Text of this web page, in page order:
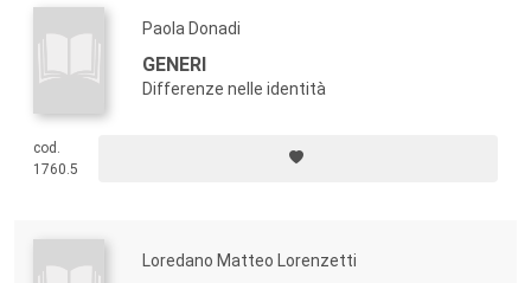
Paola Donadi
GENERI
Differenze nelle identità
cod.
1760.5
Loredano Matteo Lorenzetti